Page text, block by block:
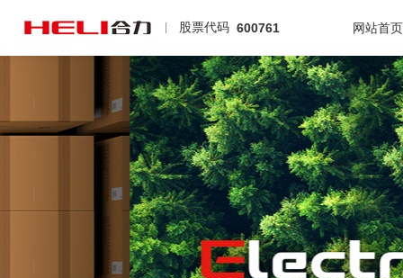
股票代码 600761 网站首页